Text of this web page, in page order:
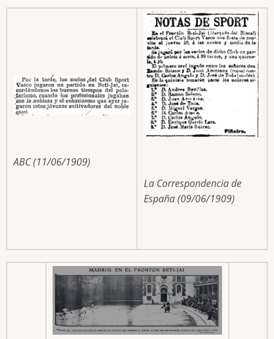
ABC (11/06/1909)
La Correspondencia de
España (09/06/1909)